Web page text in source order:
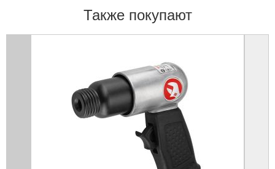
Также покупают